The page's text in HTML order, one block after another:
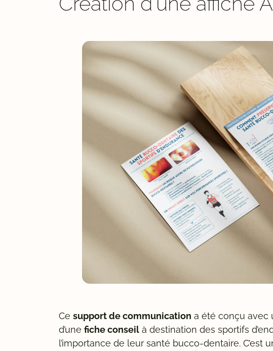
Ce support de communication a été conçu avec
d’une fiche conseilà destination des sportifs
l’importance de leur santé bucco-dentaire. C’est